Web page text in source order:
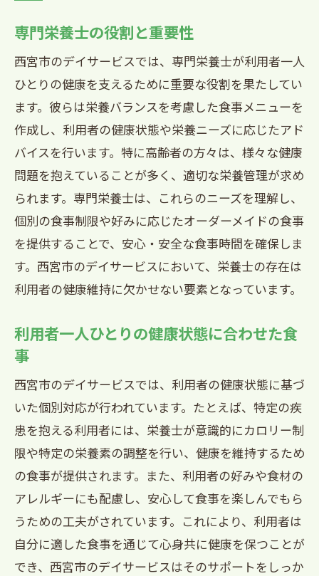
専門栄養士の役割と重要性
西宮市のデイサービスでは、専門栄養士が利用者一人
ひとりの健康を支えるために重要な役割を果たしてい
ます。彼らは栄養バランスを考慮した食事メニューを
作成し、利用者の健康状態や栄養ニーズに応じたアド
バイスを行います。特に高齢者の方々は、様々な健康
問題を抱えていることが多く、適切な栄養管理が求め
られます。専門栄養士は、これらのニーズを理解し、
個別の食事制限や好みに応じたオーダーメイドの食事
を提供することで、安心・安全な食事時間を確保しま
す。西宮市のデイサービスにおいて、栄養士の存在は
利用者の健康維持に欠かせない要素となっています。
利用者一人ひとりの健康状態に合わせた食
事
西宮市のデイサービスでは、利用者の健康状態に基づ
いた個別対応が行われています。たとえば、特定の疾
患を抱える利用者には、栄養士が意識的にカロリー制
限や特定の栄養素の調整を行い、健康を維持するため
の食事が提供されます。また、利用者の好みや食材の
アレルギーにも配慮し、安心して食事を楽しんでもら
うための工夫がされています。これにより、利用者は
自分に適した食事を通じて心身共に健康を保つことが
でき、西宮市のデイサービスはそのサポートをしっか